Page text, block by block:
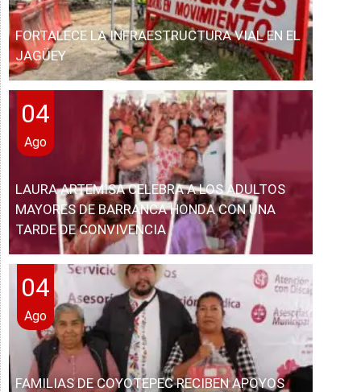
FORTALECE LA INFRAESTRUCTURA VIAL EN EL
JAGÜEY
04
Ago
LAURA ARTEMISA CELEBRA A LOS ADULTOS
MAYORES DE BARRANCA HONDA CON UNA
TARDE DE CONVIVENCIA
04
Ago
FAMILIAS DE COYOTEPEC RECIBEN APOYOS